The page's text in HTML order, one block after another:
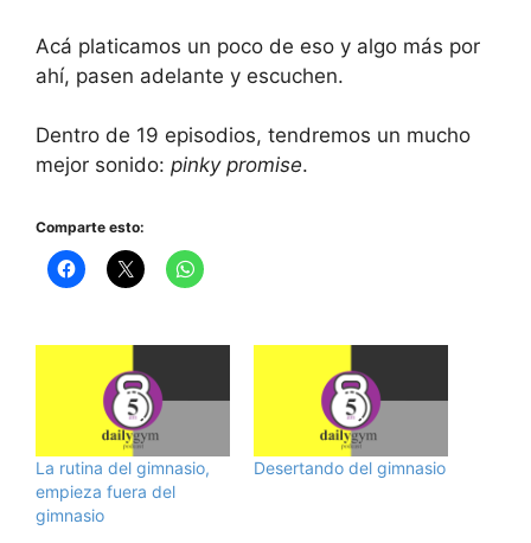
Acá platicamos un poco de eso y algo más por
ahí, pasen adelante y escuchen.
Dentro de 19 episodios, tendremos un mucho
mejor sonido: pinky promise.
Comparte esto:
La rutina del gimnasio,
empieza fuera del
gimnasio
Desertando del gimnasio